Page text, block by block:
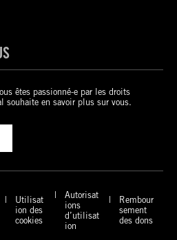
êtes passionné-e par les droits
souhaite en savoir plus sur vous.
Utilisat
ion des
cookies
Autorisat
ions
d’utilisat
ion
Rembour
sement
des dons